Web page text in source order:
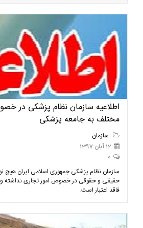
اطلاعیه سازمان نظام پزشکی در
مختلف به جامعه پزشکی
سازمان
12 آبان 1397
0
سازمان نظام پزشکی جمهوری اسلامی ایران هیچ
حقیقی و حقوقی در خصوص امور تجاری نداشته و
فاقد اعتبار است.